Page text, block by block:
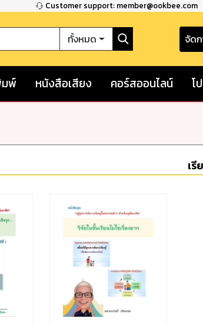
Customer support: member@ookbee.com
ทั้งหมด จัด
พ์ หนังสือเสียง คอร์สออนไลน์ โ
เรี